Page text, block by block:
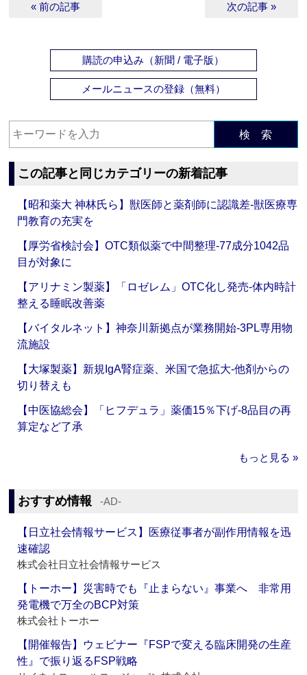
« 前の記事 次の記事 »
購読の申込み（新聞 / 電子版）
メールニュースの登録（無料）
検 索
この記事と同じカテゴリーの新着記事
【昭和薬大 神林氏ら】獣医師と薬剤師に認識差‐獣医療専
門教育の充実を
【厚労省検討会】OTC類似薬で中間整理‐77成分1042品
目が対象に
【アリナミン製薬】「ロゼレム」OTC化し発売‐体内時計
整える睡眠改善薬
【バイタルネット】神奈川新拠点が業務開始‐3PL専用物
流施設
【大塚製薬】新規IgA腎症薬、米国で急拡大‐他剤からの
切り替えも
【中医協総会】「ヒフデュラ」薬価15％下げ‐8品目の再
算定など了承
もっと見る »
おすすめ情報 ‐AD‐
【日立社会情報サービス】医療従事者が副作用情報を迅
速確認
株式会社日立社会情報サービス
【トーホー】災害時でも『止まらない』事業へ 非常用
発電機で万全のBCP対策
株式会社トーホー
【開催報告】ウェビナー『FSPで変える臨床開発の生産
性』で振り返るFSP戦略